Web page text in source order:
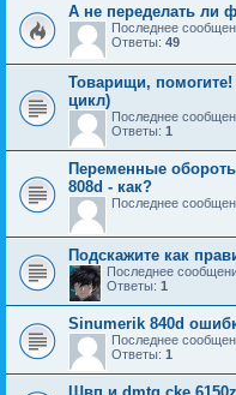
А не переделать ли
Последнее
Ответы: 49
Товарищи,
цикл)
Последнее
Ответы: 1
Переменные
808d - как?
Последнее
Подскажите как
Последнее
Ответы: 1
Sinumerik 840d
Последнее
Ответы: 1